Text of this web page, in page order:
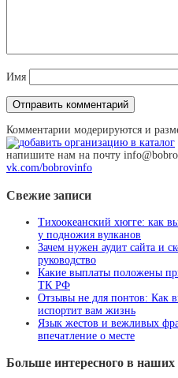
Имя
Комментарии модерируются и
напишите нам на почту
vk.com/bobrovinfo
Свежие записи
Тихоокеанский хюгге: как
у подножия вулканов
Зачем нужен аудит сайта и
руководство
Какие выплаты положены
ТК РФ
Отзывы не для понтов: Как
испортит вам жизнь
Язык жестов и вежливых
впечатление о месте
Больше интересного в